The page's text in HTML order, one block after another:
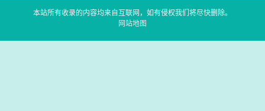
本站所有收录的内容均来自互联网，如有侵权我们将尽快删除。
网站地图